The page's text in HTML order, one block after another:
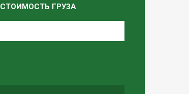
СТОИМОСТЬ ГРУЗА